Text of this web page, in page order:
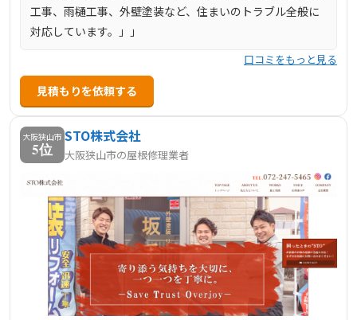
工事、雨樋工事、外壁塗装など、住まいのトラブル全般に
対応しています。」」
口コミをもっと見る
見積もりを依頼する
大阪狭山市
5位
STO株式会社
大阪狭山市の屋根修理業者